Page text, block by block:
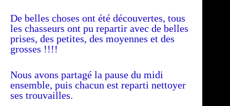
De belles choses ont été découvertes, tous
les chasseurs ont pu repartir avec de belles
prises, des petites, des moyennes et des
grosses !!!!
Nous avons partagé la pause du midi
ensemble, puis chacun est reparti nettoyer
ses trouvailles.